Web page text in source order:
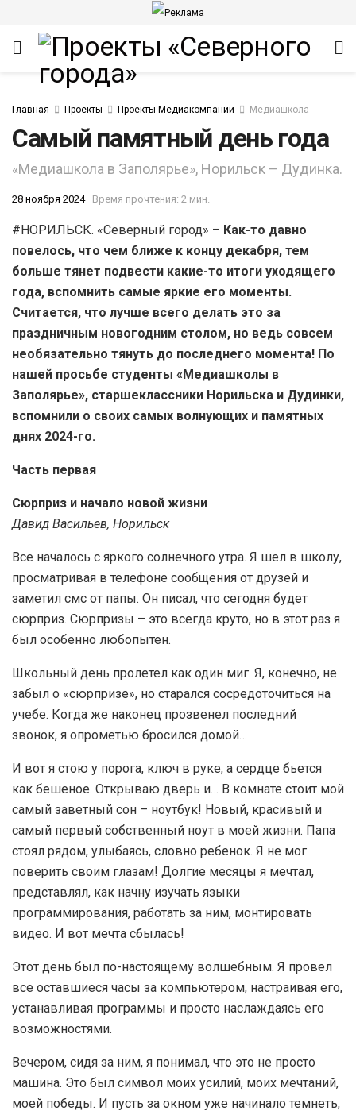
Главная Проекты Проекты Медиакомпании Медиашкола
Самый памятный день года
«Медиашкола в Заполярье», Норильск – Дудинка.
28 ноября 2024 Время прочтения: 2 мин.
#НОРИЛЬСК. «Северный город» – Как-то давно
повелось, что чем ближе к концу декабря, тем
больше тянет подвести какие-то итоги уходящего
года, вспомнить самые яркие его моменты.
Считается, что лучше всего делать это за
праздничным новогодним столом, но ведь совсем
необязательно тянуть до последнего момента! По
нашей просьбе студенты «Медиашколы в
Заполярье», старшеклассники Норильска и Дудинки,
вспомнили о своих самых волнующих и памятных
днях 2024-го.
Часть первая
Сюрприз и начало новой жизни
Давид Васильев, Норильск
Все началось с яркого солнечного утра. Я шел в школу,
просматривая в телефоне сообщения от друзей и
заметил смс от папы. Он писал, что сегодня будет
сюрприз. Сюрпризы – это всегда круто, но в этот раз я
был особенно любопытен.
Школьный день пролетел как один миг. Я, конечно, не
забыл о «сюрпризе», но старался сосредоточиться на
учебе. Когда же наконец прозвенел последний
звонок, я опрометью бросился домой…
И вот я стою у порога, ключ в руке, а сердце бьется
как бешеное. Открываю дверь и… В комнате стоит мой
самый заветный сон – ноутбук! Новый, красивый и
самый первый собственный ноут в моей жизни. Папа
стоял рядом, улыбаясь, словно ребенок. Я не мог
поверить своим глазам! Долгие месяцы я мечтал,
представлял, как начну изучать языки
программирования, работать за ним, монтировать
видео. И вот мечта сбылась!
Этот день был по-настоящему волшебным. Я провел
все оставшиеся часы за компьютером, настраивая его,
устанавливая программы и просто наслаждаясь его
возможностями.
Вечером, сидя за ним, я понимал, что это не просто
машина. Это был символ моих усилий, моих мечтаний,
моей победы. И пусть за окном уже начинало темнеть,